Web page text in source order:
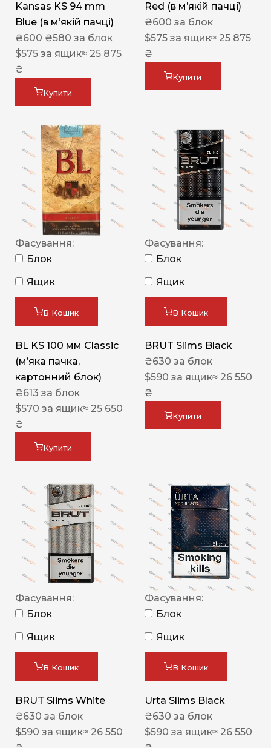
Kansas KS 94 mm
Blue (в мʼякій пачці)
₴600 ₴580 за блок
$575 за ящик≈ 25 875
₴
Купити
Red (в мʼякій пачці)
₴600 за блок
$575 за ящик≈ 25 875
₴
Купити
Фасування:
Блок
Ящик
В Кошик
BL KS 100 мм Classic
(м’яка пачка,
картонний блок)
₴613 за блок
$570 за ящик≈ 25 650
₴
Купити
Фасування:
Блок
Ящик
В Кошик
BRUT Slims Black
₴630 за блок
$590 за ящик≈ 26 550
₴
Купити
Фасування:
Блок
Ящик
В Кошик
BRUT Slims White
₴630 за блок
$590 за ящик≈ 26 550
Фасування:
Блок
Ящик
В Кошик
Urta Slims Black
₴630 за блок
$590 за ящик≈ 26 550